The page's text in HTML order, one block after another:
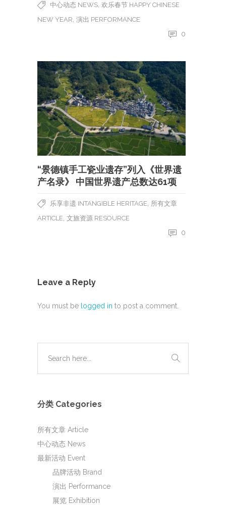
中心动态 NEWS 欢乐春节 HAPPY CHINESE
NEW YEAR 演出 PERFORMANCE
0
“景德镇手工瓷业遗存”列入《世界遗
产名录》 中国世界遗产总数达61项
乐享非遗 INTANGIBLE HERITAGE 所有文章
ARTICLE 文旅资源 RESOURCE
0
Leave a Reply
You must be logged in to post a comment.
分类 Categories
所有文章 Article
中心动态 News
最新活动 Event
品牌活动 Brand
演出 Performance
展览 Exhibition